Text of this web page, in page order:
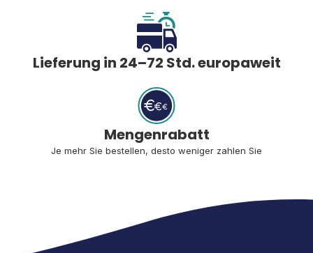
Lieferung in 24–72 Std. europaweit
Mengenrabatt
Je mehr Sie bestellen, desto weniger zahlen Sie